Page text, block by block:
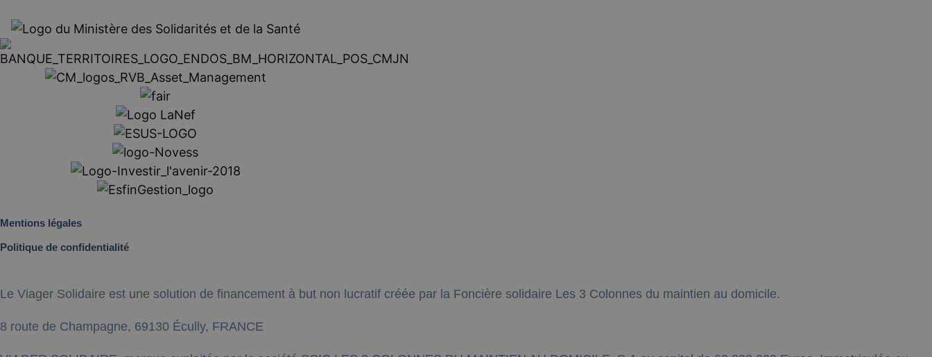
Mentions légales
Politique de confidentialité
Le Viager Solidaire est une solution de financement à but non lucratif créée par la Foncière solidaire Les 3 Colonnes du maintien au domicile.
8 route de Champagne, 69130 Écully, FRANCE